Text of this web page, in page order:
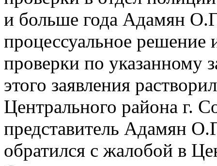
и больше года Адамян
процессуальное решение
проверки по указанному
этого заявления
Центрального района г.
представитель Адамян
обратился с жалобой в